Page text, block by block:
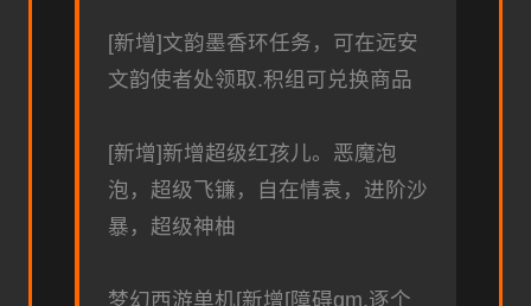
[新增]文韵墨香环任务，可在远安
文韵使者处领取.积组可兑换商品
[新增]新增超级红孩儿。恶魔泡
泡，超级飞镰，自在情袁，进阶沙
暴，超级神柚
梦幻西游单机[新增[障碍gm.逐个